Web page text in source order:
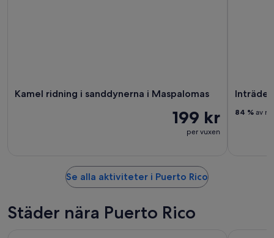
Kamel ridning i sanddynerna i Maspalomas
199 kr
per vuxen
Inträde
84 % av
Se alla aktiviteter i Puerto Rico
Städer nära Puerto Rico